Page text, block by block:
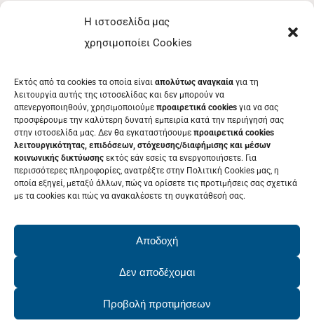
Η ιστοσελίδα μας
χρησιμοποίει Cookies
Εκτός από τα cookies τα οποία είναι απολύτως αναγκαία για τη
λειτουργία αυτής της ιστοσελίδας και δεν μπορούν να
απενεργοποιηθούν, χρησιμοποιούμε προαιρετικά cookies για να σας
προσφέρουμε την καλύτερη δυνατή εμπειρία κατά την περιήγησή σας
στην ιστοσελίδα μας. Δεν θα εγκαταστήσουμε προαιρετικά cookies
λειτουργικότητας, επιδόσεων, στόχευσης/διαφήμισης και μέσων
κοινωνικής δικτύωσης εκτός εάν εσείς τα ενεργοποιήσετε. Για
περισσότερες πληροφορίες, ανατρέξτε στην Πολιτική Cookies μας, η
οποία εξηγεί, μεταξύ άλλων, πώς να ορίσετε τις προτιμήσεις σας σχετικά
με τα cookies και πώς να ανακαλέσετε τη συγκατάθεσή σας.
Αποδοχή
Δεν αποδέχομαι
Προβολή προτιμήσεων
ΕΘΕΛΟΝΤΉΣ
ΤΑ ΝΈΑ ΜΑΣ
ΕΠΙΚΟΙΝΩΝΊΑ
ΕΚΔΗΛΩΣΕΙΣ
2026
© Copyright 2022 - 2026 | PatrasIQ